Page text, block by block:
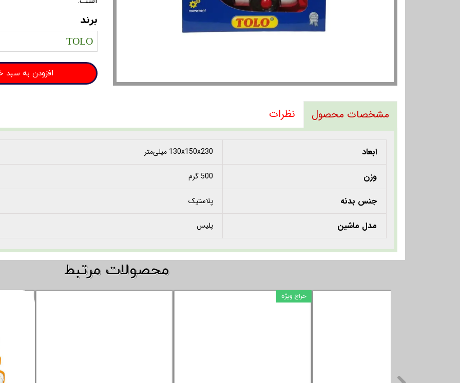
برند
TOLO
افزودن به سبد
مشخصات محصول نظرات
ابعاد 130x150x230 میلی‌متر
وزن 500 گرم
جنس بدنه پلاستیک
مدل ماشین پلیس
​​محصولات مرتبط